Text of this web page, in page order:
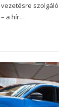
szolgáló
a hír…